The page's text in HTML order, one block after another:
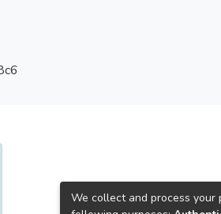
We collect and process